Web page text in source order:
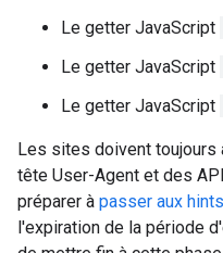
Le getter JavaScript
Le getter JavaScript
Le getter JavaScript
Les sites doivent toujours
tête User-Agent et des
préparer à passer aux
l'expiration de la période